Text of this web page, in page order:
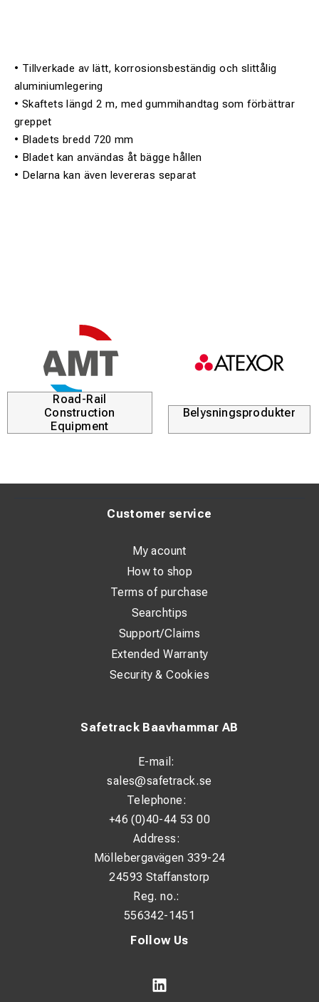
• Tillverkade av lätt, korrosionsbeständig och slittålig
aluminiumlegering
• Skaftets längd 2 m, med gummihandtag som förbättrar
greppet
• Bladets bredd 720 mm
• Bladet kan användas åt bägge hållen
• Delarna kan även levereras separat
Road-Rail
Construction
Equipment
Belysningsprodukter
Follow Us
Safetrack Baavhammar AB
E-mail:
sales@safetrack.se
Telephone:
+46 (0)40-44 53 00
Address:
Möllebergavägen 339-24
24593 Staffanstorp
Reg. no.:
556342-1451
Customer service
My acount
How to shop
Terms of purchase
Searchtips
Support/Claims
Extended Warranty
Security & Cookies